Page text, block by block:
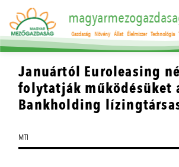
Gazdaság Növény Állat Élelmiszer Technológia
Januártól Euroleasing
folytatják működésüket
Bankholding
MTI